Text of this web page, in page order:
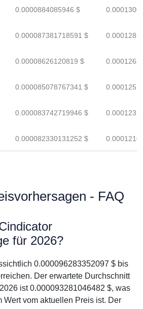
0.0000884085946 $
0.000087381718591 $
0.00008626120819 $
0.000085078767341 $
0.000083742719946 $
0.000082330131252 $
- FAQ
für 2026?
0.000096283352097 $ bis
Der erwartete Durchschnitt
ist 0.000093281046482 $, was
Wert vom aktuellen Preis ist. Der